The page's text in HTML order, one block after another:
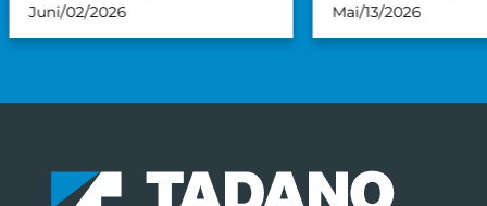
Mai/13/2026
Nov./19/2025